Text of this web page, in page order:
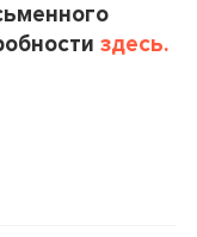
здесь.